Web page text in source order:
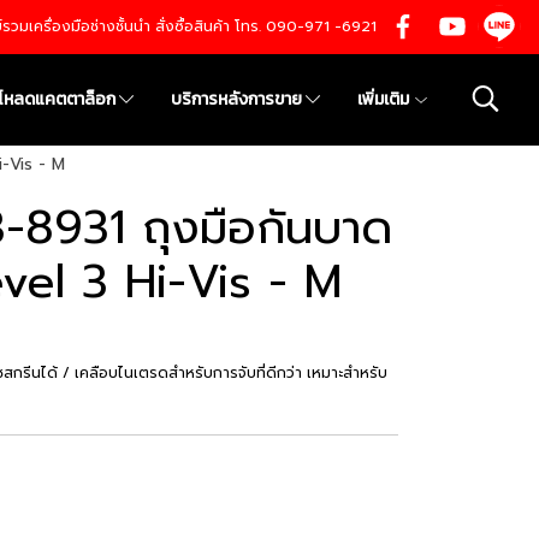
มเครื่องมือช่างชั้นนำ สั่งซื้อสินค้า โทร. 090-971 -6921
หลดแคตตาล็อก บริการหลังการขาย เพิ่มเติม
Vis - M
ถุงมือกันบาด
3 Hi-Vis - M
นได้ / เคลือบไนเตรดสำหรับการจับที่ดีกว่า เหมาะสำหรับ